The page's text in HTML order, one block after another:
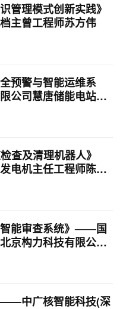
管理模式创新实践》
主曾工程师苏方伟
预警与智能运维系
公司慧唐储能电站负
查及清理机器人》
电机主任工程师陈俊
智能审查系统》——国
京构力科技有限公司
——中广核智能科技(深